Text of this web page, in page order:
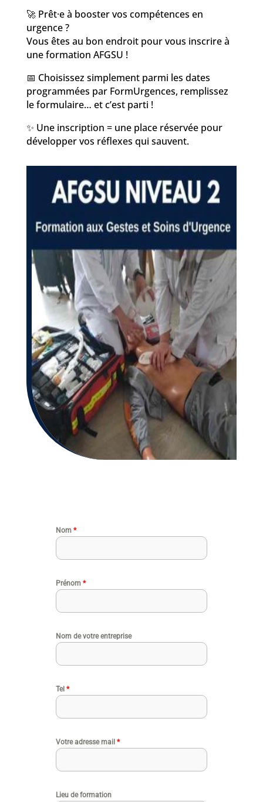
🚀 Prêt·e à booster vos compétences en
urgence ?
Vous êtes au bon endroit pour vous inscrire à
une formation AFGSU !
📅 Choisissez simplement parmi les dates
programmées par FormUrgences, remplissez
le formulaire… et c’est parti !
✨ Une inscription = une place réservée pour
développer vos réflexes qui sauvent.
Nom *
Prénom *
Nom de votre entreprise
Tel *
Votre adresse mail *
Lieu de formation